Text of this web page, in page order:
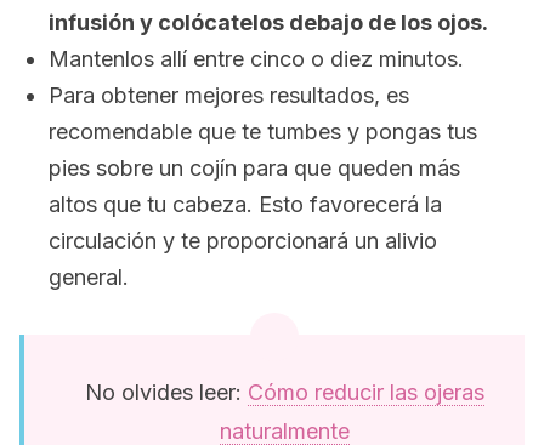
infusión y colócatelos debajo de los ojos.
Mantenlos allí entre cinco o diez minutos.
Para obtener mejores resultados, es
recomendable que te tumbes y pongas tus
pies sobre un cojín para que queden más
altos que tu cabeza. Esto favorecerá la
circulación y te proporcionará un alivio
general.
No olvides leer: Cómo reducir las ojeras
naturalmente